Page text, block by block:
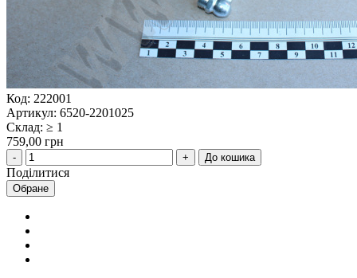
Код: 222001
Артикул: 6520-2201025
Склад: ≥ 1
759,00 грн
До кошика
Поділитися
Обране